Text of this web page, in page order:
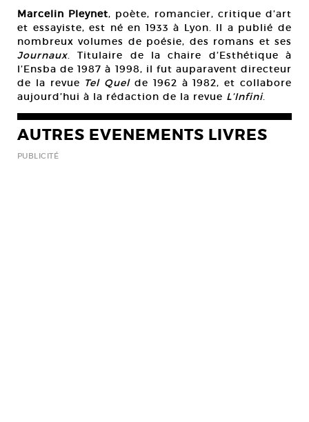
Marcelin Pleynet, poète, romancier, critique d’art
et essayiste, est né en 1933 à Lyon. Il a publié de
nombreux volumes de poésie, des romans et ses
Journaux. Titulaire de la chaire d’Esthétique à
l’Ensba de 1987 à 1998, il fut auparavent directeur
de la revue Tel Quelde 1962 à 1982, et collabore
aujourd’hui à la rédaction de la revue L’Infini.
AUTRES EVENEMENTS LIVRES
PUBLICITÉ